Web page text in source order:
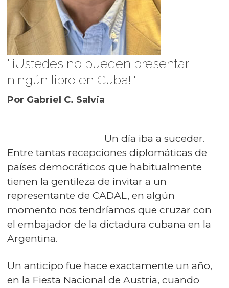
''¡Ustedes no pueden presentar
ningún libro en Cuba!''
Por Gabriel C. Salvia
Un día iba a suceder.
Entre tantas recepciones diplomáticas de
países democráticos que habitualmente
tienen la gentileza de invitar a un
representante de CADAL, en algún
momento nos tendríamos que cruzar con
el embajador de la dictadura cubana en la
Argentina.
Un anticipo fue hace exactamente un año,
en la Fiesta Nacional de Austria, cuando